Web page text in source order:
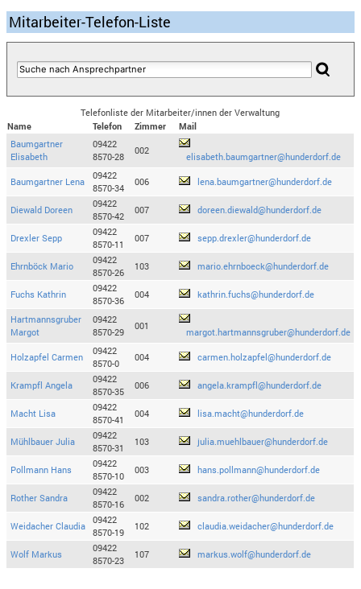
Mitarbeiter-Telefon-Liste
Telefonliste der Mitarbeiter/innen der Verwaltung
Name
Telefon Zimmer
Mail
Baumgartner
Elisabeth
09422
8570-28
002
elisabeth.baumgartner@hunderdorf.de
Baumgartner Lena
09422
8570-34
006 lena.baumgartner@hunderdorf.de
Diewald Doreen
09422
8570-42
007 doreen.diewald@hunderdorf.de
Drexler Sepp
09422
8570-11
007 sepp.drexler@hunderdorf.de
Ehrnböck Mario
09422
8570-26
103 mario.ehrnboeck@hunderdorf.de
Fuchs Kathrin
09422
8570-36
004 kathrin.fuchs@hunderdorf.de
Hartmannsgruber
Margot
09422
8570-29
001
margot.hartmannsgruber@hunderdorf.de
Holzapfel Carmen
09422
8570-0
004 carmen.holzapfel@hunderdorf.de
Krampfl Angela
09422
8570-35
006 angela.krampfl@hunderdorf.de
Macht Lisa
09422
8570-41
004 lisa.macht@hunderdorf.de
Mühlbauer Julia
09422
8570-31
103 julia.muehlbauer@hunderdorf.de
Pollmann Hans
09422
8570-10
003 hans.pollmann@hunderdorf.de
Rother Sandra
09422
8570-16
002 sandra.rother@hunderdorf.de
Weidacher Claudia
09422
8570-19
102 claudia.weidacher@hunderdorf.de
Wolf Markus
09422
8570-23
107 markus.wolf@hunderdorf.de